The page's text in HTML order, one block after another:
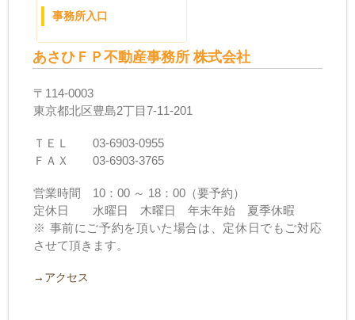
事務所入口
あさひＦＰ不動産事務所 株式会社
〒114-0003
東京都北区豊島2丁目7-11-201
ＴＥＬ 03-6903-0955
ＦＡＸ 03-6903-3765
営業時間 10：00 ～ 18：00（要予約）
定休日 水曜日 木曜日 年末年始 夏季休暇
※ 事前にご予約を頂いた場合は、定休日でもご対応
させて頂きます。
→アクセス